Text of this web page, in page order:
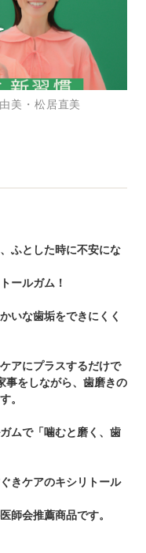
美・松居直美
ふとした時に不安にな
ールガム！
いな歯垢をできにくく
アにプラスするだけで
事をしながら、歯磨きの
。
ムで「噛むと磨く、歯
きケアのキシリトール
師会推薦商品です。